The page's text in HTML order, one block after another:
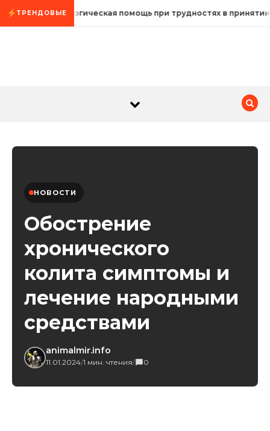
Промотать к содержимому
ТРЕНДОВЫЕ
Психологическая помощь при трудностях в
НОВОСТИ
Обострение
хронического
колита симптомы и
лечение народными
средствами
animalmir.info
11.01.2024/1 мин. чтения/ 0